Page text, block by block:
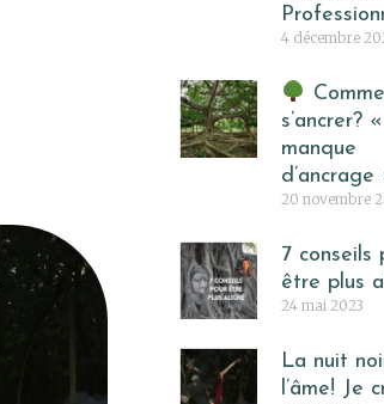
4 décembre
s’ancrer?
manque
d’ancrage
20 novembre
7 conseils
être plus
24 mai 2023
La nuit
l’âme! Je